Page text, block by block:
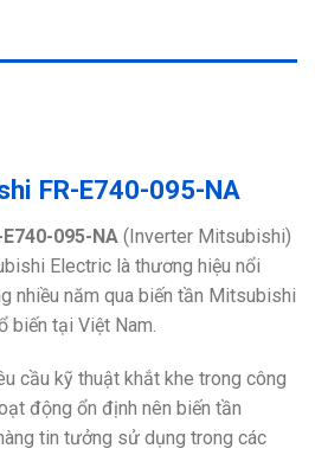
FR-E740-095-NA
095-NA (Inverter Mitsubishi)
Electric là thương hiệu nổi
nhiều năm qua biến tần Mitsubishi
tại Việt Nam.
cầu kỹ thuật khắt khe trong công
động ổn định nên biến tần
tin tưởng sử dụng trong các